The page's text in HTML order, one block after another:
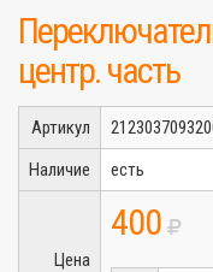
центр. часть
Артикул
Наличие
есть
Цена
400